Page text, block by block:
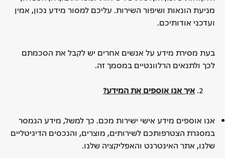
מניעת הונאות ושיפור השירות. עליכם למסור מידע נכון, אמין
ועדכני אודותיכם.
בעת מסירת מידע על אנשים אחרים יש לקבל את הסכמתם
לכך ולתנאים הרלוונטיים במסמך זה.
איך אנו אוספים את המידע?
אנו אוספים מידע אישי ישירות מכם. כך למשל, מידע הנמסר
במסגרת הצטרפותכם לשירותים, מוצרים, והנכסים הדיגיטליים
שלנו, אתר האינטרנט והאפליקציה שלנו.